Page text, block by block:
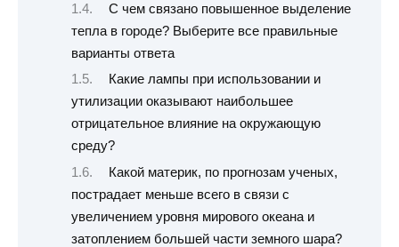
С чем связано повышенное выделение
тепла в городе? Выберите все правильные
варианты ответа
Какие лампы при использовании и
утилизации оказывают наибольшее
отрицательное влияние на окружающую
среду?
Какой материк, по прогнозам ученых,
пострадает меньше всего в связи с
увеличением уровня мирового океана и
затоплением большей части земного шара?